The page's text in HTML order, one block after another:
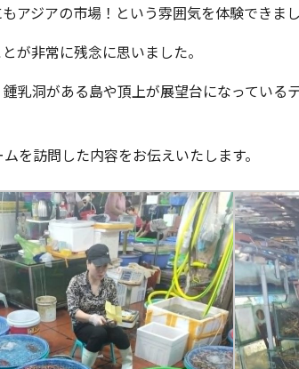
アジアの市場！という雰囲気を体験できまし
が非常に残念に思いました。
乳洞がある島や頂上が展望台になっている
を訪問した内容をお伝えいたします。